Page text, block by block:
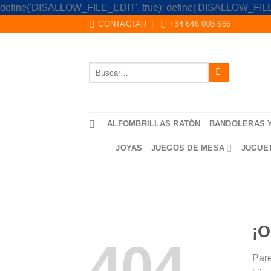
define('DISALLOW_FILE_EDIT', true);
CONTACTAR +34 646 003 666
ALFOMBRILLAS RATÓN BANDOLERAS
JOYAS JUEGOS DE MESA